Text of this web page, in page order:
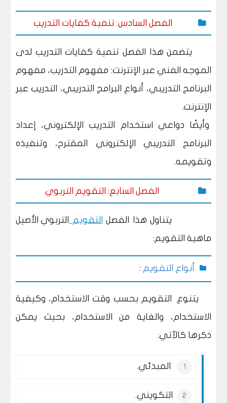
الفصل السادس: تنمية كفايات التدريب
يتضمن هذا الفصل تنمية كفايات التدريب لدى
الموجه الفني عبر الإنترنت: مفهوم التدريب، مفهوم
البرنامج التدريبي، أنواع البرامج التدريبي، التدريب عبر
الإنترنت.
وأيضًا دواعي استخدام التدريب الإلكتروني، إعداد
البرنامج التدريبي الإلكتروني المقترح، وتنفيذه
وتقويمه.
الفصل السابع: التقويم التربوي
يتناول هذا الفصل التقويم
التربوي الأصيل
ماهية التقويم:
أنواع التقويم :
يتنوع التقويم بحسب وقت الاستخدام، وكيفية
الاستخدام، والغاية من الاستخدام، بحيث يمكن
ذكرها كالآتي:
المبدئي.
التكويني.